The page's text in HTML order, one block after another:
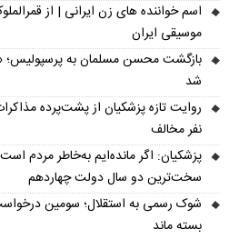
اسم خواننده های زن ایرانی | از
موسیقی ایران
بازگشت محسن مسلمان به پرسپولیس؛
شد
نفر مخالف
پزشکیان: اگر مانده‌ایم به‌خاطر مردم
سخت‌ترین دو سال دولت چهاردهم
شوک رسمی به استقلال؛ سومین
بسته ماند